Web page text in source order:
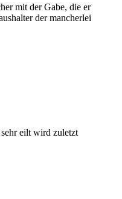
mit der Gabe, die er
der mancherlei
eilt wird zuletzt